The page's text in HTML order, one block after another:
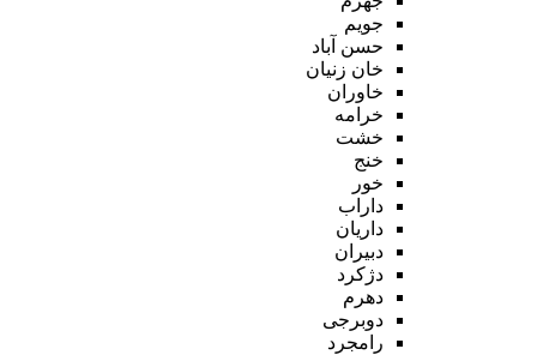
جویم
حسن آباد
خان زنیان
خاوران
خرامه
خشت
خنج
خور
داراب
داریان
دبیران
دژکرد
دهرم
دوبرجی
رامجرد